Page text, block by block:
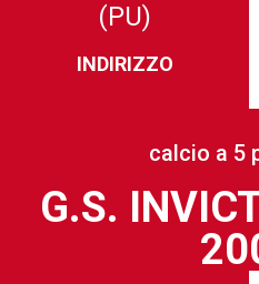
(PU)
INDIRIZZO
calcio a 5
G.S.